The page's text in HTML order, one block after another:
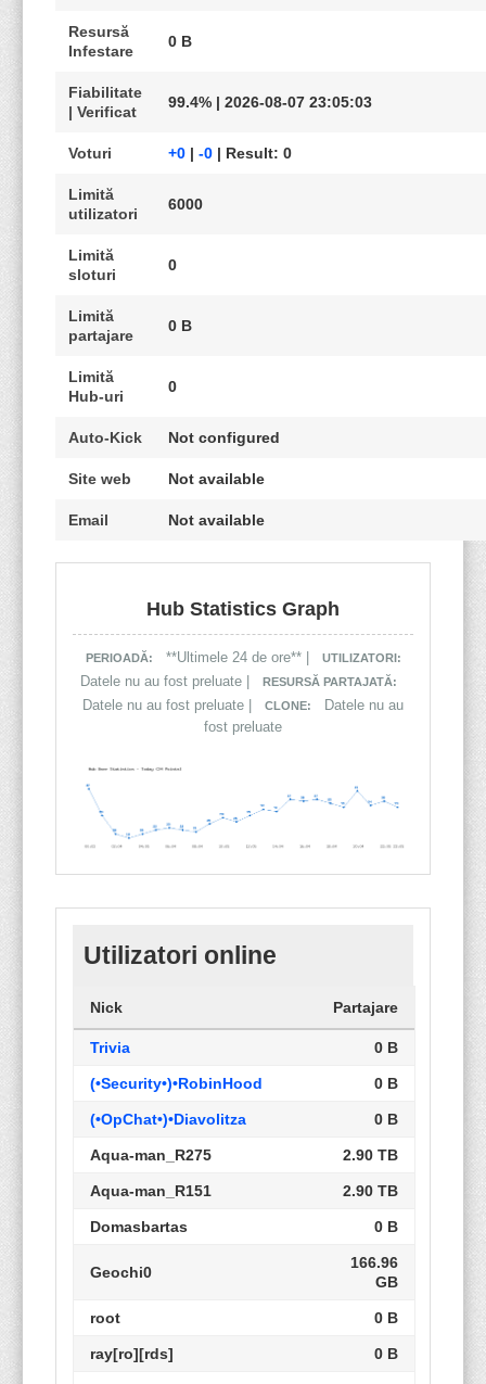
Resursă
Infestare
0 B
Fiabilitate
| Verificat
99.4% | 2026-08-07 23:05:03
Voturi +0 | -0 | Result: 0
Limită
utilizatori
6000
Limită
sloturi
0
Limită
partajare
0 B
Limită
Hub-uri
0
Auto-Kick Not configured
Site web Not available
Email Not available
Hub Statistics Graph
PERIOADĂ: **Ultimele 24 de ore** | UTILIZATORI:
Datele nu au fost preluate | RESURSĂ PARTAJATĂ:
Datele nu au fost preluate | CLONE:
Datele nu au
fost preluate
Utilizatori online
Nick Partajare
Trivia 0 B
(•Security•)•RobinHood 0 B
(•OpChat•)•Diavolitza 0 B
Aqua-man_R275 2.90 TB
Aqua-man_R151 2.90 TB
Domasbartas 0 B
Geochi0
166.96
GB
root 0 B
ray[ro][rds] 0 B